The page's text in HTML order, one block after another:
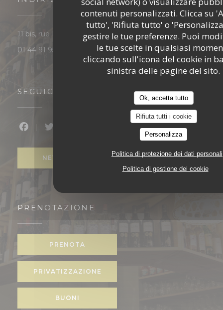
contenuti personalizzati. Clicca su
tutto', 'Rifiuta tutto' o
gestire le tue preferenze. Puoi
le tue scelte in qualsiasi
cliccando sull'icona del cookie in
sinistra delle pagine del sito.
Ok, accetta tutto
Rifiuta tutti i cookie
Personalizza
Politica di protezione dei dati personali
Politica di gestione dei cookie
11 bis, rue Blanche 75009 Paris((apre una nuova finestra))
01 44 91 95 96
SEGUICI
Facebook ((apre una nuova finestra))
Twitter ((apre una nuova finestra))
Instagram ((apre una nuova
NEWSLETTER
PRENOTAZIONE
PRENOTA
PRIVATIZZAZIONE
BUONI